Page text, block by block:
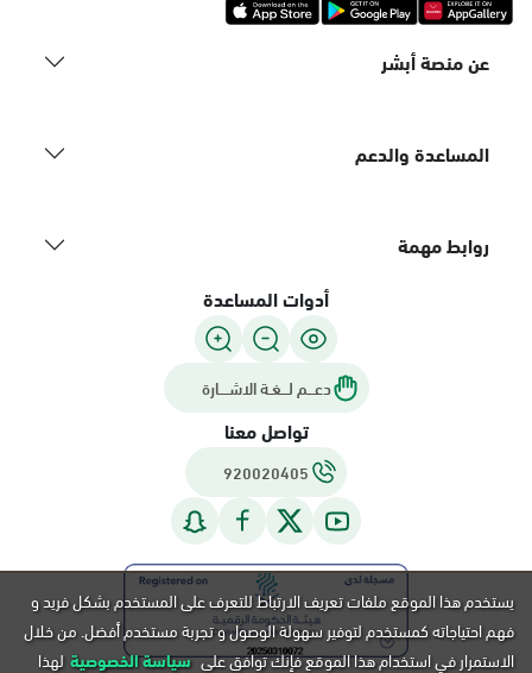
عن منصة أبشر
المساعدة والدعم
روابط مهمة
أدوات المساعدة
دعـــم لـــغـة الاشــــارة
تواصل معنا
920020405
يستخدم هذا الموقع ملفات تعريف الارتباط للتعرف على المستخدم بشكل فريد و
فهم احتياجاته كمستخدم لتوفير سهولة الوصول و تجربة مستخدم أفضل. من خلال
الاستمرار في استخدام هذا الموقع فإنك توافق على سياسة الخصوصية لهذا